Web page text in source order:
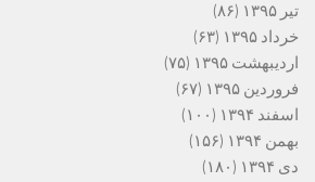
تیر ۱۳۹۵
(۸۶)
خرداد ۱۳۹۵
(۶۳)
اردیبهشت ۱۳۹۵
(۷۵)
فروردین ۱۳۹۵
(۶۷)
اسفند ۱۳۹۴
(۱۰۰)
بهمن ۱۳۹۴
(۱۵۶)
دی ۱۳۹۴
(۱۸۰)